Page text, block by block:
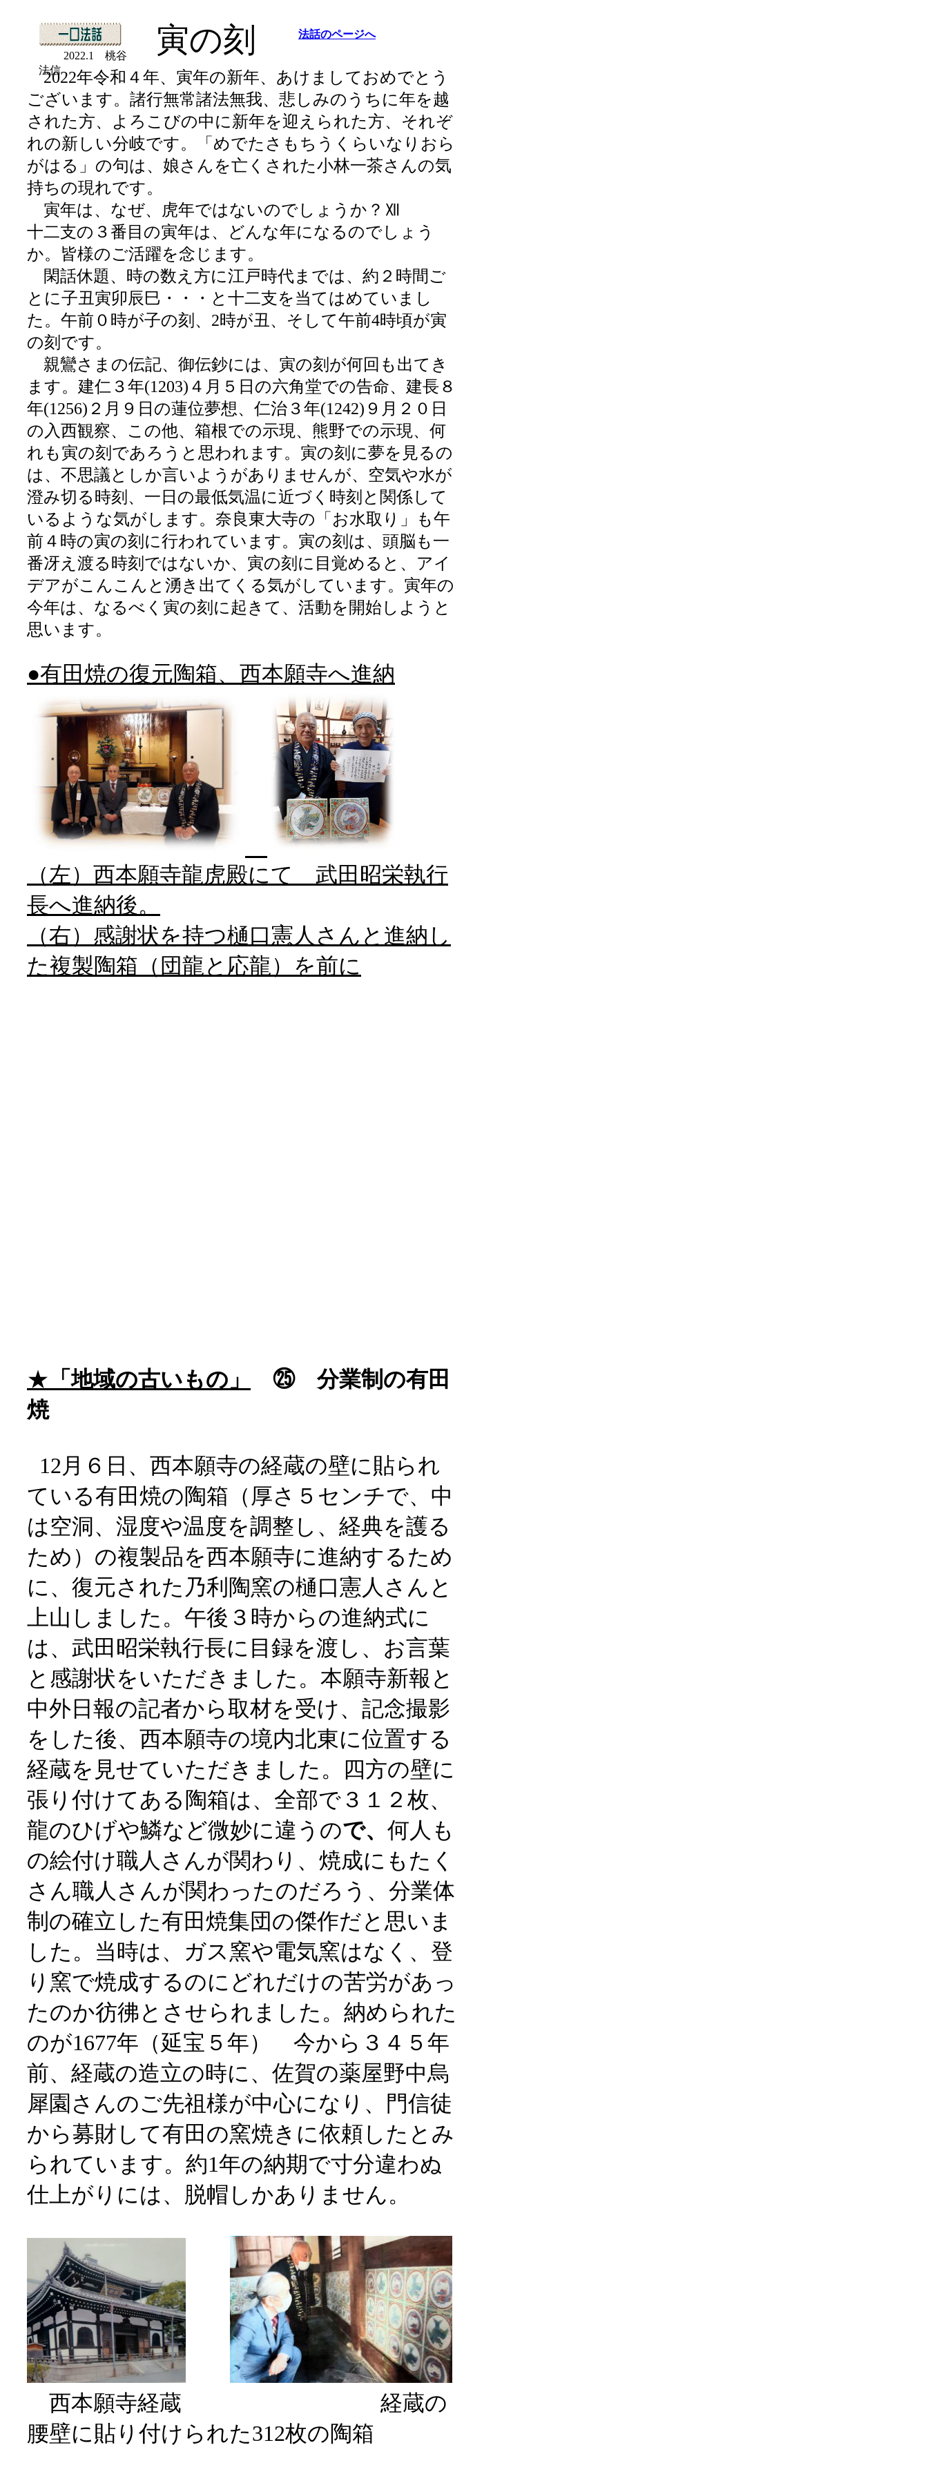
2022年令和４年、寅年の新年、あけましておめでとう
ございます。諸行無常諸法無我、悲しみのうちに年を越
された方、よろこびの中に新年を迎えられた方、それぞ
れの新しい分岐です。「めでたさもちうくらいなりおら
がはる」の句は、娘さんを亡くされた小林一茶さんの気
持ちの現れです。
寅年は、なぜ、虎年ではないのでしょうか？Ⅻ
十二支の３番目の寅年は、どんな年になるのでしょう
か。皆様のご活躍を念じます。
閑話休題、時の数え方に江戸時代までは、約２時間ご
とに子丑寅卯辰巳・・・と十二支を当てはめていまし
た。午前０時が子の刻、2時が丑、そして午前4時頃が寅
の刻です。
親鸞さまの伝記、御伝鈔には、寅の刻が何回も出てき
ます。建仁３年(1203)４月５日の六角堂での告命、建長８
年(1256)２月９日の蓮位夢想、仁治３年(1242)９月２０日
の入西観察、この他、箱根での示現、熊野での示現、何
れも寅の刻であろうと思われます。寅の刻に夢を見るの
は、不思議としか言いようがありませんが、空気や水が
澄み切る時刻、一日の最低気温に近づく時刻と関係して
いるような気がします。奈良東大寺の「お水取り」も午
前４時の寅の刻に行われています。寅の刻は、頭脳も一
番冴え渡る時刻ではないか、寅の刻に目覚めると、アイ
デアがこんこんと湧き出てくる気がしています。寅年の
今年は、なるべく寅の刻に起きて、活動を開始しようと
思います。
●有田焼の復元陶箱、西本願寺へ進納
（左）西本願寺龍虎殿にて 武田昭栄執行
長へ進納後。
（右）感謝状を持つ樋口憲人さんと進納し
た複製陶箱（団龍と応龍）を前に
★ 「地域の古いもの」 ㉕ 分業制の有田
焼
12月６日、西本願寺の経蔵の壁に貼られ
ている有田焼の陶箱（厚さ５センチで、中
は空洞、湿度や温度を調整し、経典を護る
ため）の複製品を西本願寺に進納するため
に、復元された乃利陶窯の樋口憲人さんと
上山しました。午後３時からの進納式に
は、武田昭栄執行長に目録を渡し、お言葉
と感謝状をいただきました。本願寺新報と
中外日報の記者から取材を受け、記念撮影
をした後、西本願寺の境内北東に位置する
経蔵を見せていただきました。四方の壁に
張り付けてある陶箱は、全部で３１２枚、
龍のひげや鱗など微妙に違うので、 何人も
の絵付け職人さんが関わり、焼成にもたく
さん職人さんが関わったのだろう、分業体
制の確立した有田焼集団の傑作だと思いま
した。当時は、ガス窯や電気窯はなく、登
り窯で焼成するのにどれだけの苦労があっ
たのか彷彿とさせられました。納められた
のが1677年（延宝５年） 今から３４５年
前、経蔵の造立の時に、佐賀の薬屋野中烏
犀園さんのご先祖様が中心になり、門信徒
から募財して有田の窯焼きに依頼したとみ
られています。約1年の納期で寸分違わぬ
仕上がりには、脱帽しかありません。
西本願寺経蔵
経蔵の
腰壁に貼り付けられた312枚の陶箱
2022.1 桃谷
法信
寅の刻 法話のページへ